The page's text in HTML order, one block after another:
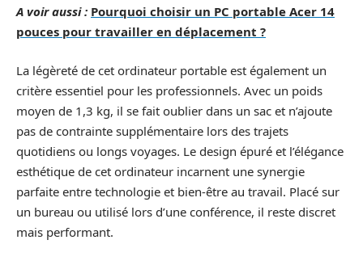
A voir aussi : Pourquoi choisir un PC portable Acer 14
pouces pour travailler en déplacement ?
La légèreté de cet ordinateur portable est également un
critère essentiel pour les professionnels. Avec un poids
moyen de 1,3 kg, il se fait oublier dans un sac et n’ajoute
pas de contrainte supplémentaire lors des trajets
quotidiens ou longs voyages. Le design épuré et l’élégance
esthétique de cet ordinateur incarnent une synergie
parfaite entre technologie et bien-être au travail. Placé sur
un bureau ou utilisé lors d’une conférence, il reste discret
mais performant.